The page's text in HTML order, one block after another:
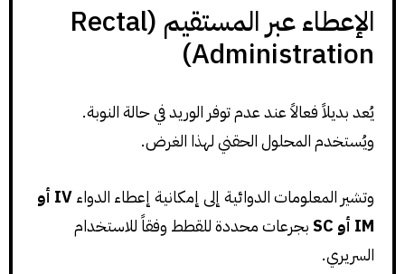
الإعطاء عبر المستقيم (Rectal
Administration)
يُعد بديلاً فعالاً عند عدم توفر الوريد في حالة النوبة.
ويُستخدم المحلول الحقني لهذا الغرض.
وتشير المعلومات الدوائية إلى إمكانية إعطاء الدواء
IV أو
IM أو SC
بجرعات محددة للقطط وفقاً للاستخدام
السريري.